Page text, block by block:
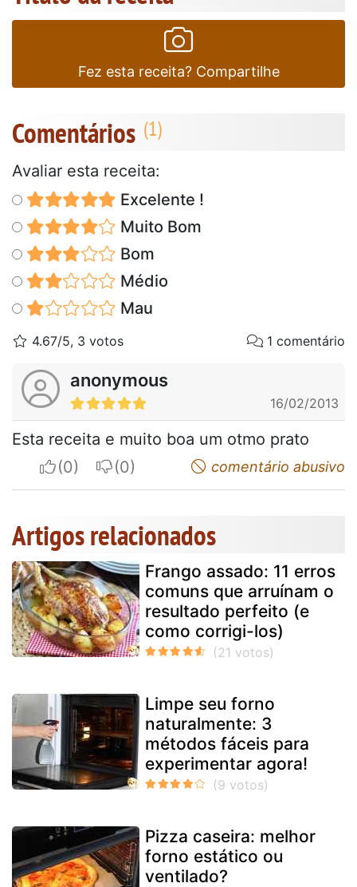
Fez esta receita? Compartilhe
Comentários
Avaliar esta receita:
Excelente !
Muito Bom
Bom
Médio
Mau
4.67/5, 3 votos 1 comentário
anonymous
16/02/2013
Esta receita e muito boa um otmo prato
I apreciateI do not appreciatecomentário abusivo
Artigos relacionados
Frango assado: 11 erros
comuns que arruínam o
resultado perfeito (e
como corrigi-los)
Limpe seu forno
naturalmente: 3
métodos fáceis para
experimentar agora!
Pizza caseira: melhor
forno estático ou
ventilado?